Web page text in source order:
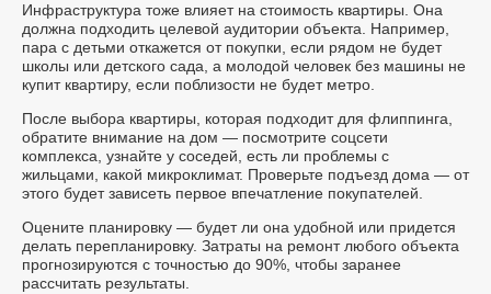
Инфраструктура тоже влияет на стоимость квартиры. Она
должна подходить целевой аудитории объекта. Например,
пара с детьми откажется от покупки, если рядом не будет
школы или детского сада, а молодой человек без машины не
купит квартиру, если поблизости не будет метро.
После выбора квартиры, которая подходит для флиппинга,
обратите внимание на дом — посмотрите соцсети
комплекса, узнайте у соседей, есть ли проблемы с
жильцами, какой микроклимат. Проверьте подъезд дома — от
этого будет зависеть первое впечатление покупателей.
Оцените планировку — будет ли она удобной или придется
делать перепланировку. Затраты на ремонт любого объекта
прогнозируются с точностью до 90%, чтобы заранее
рассчитать результаты.